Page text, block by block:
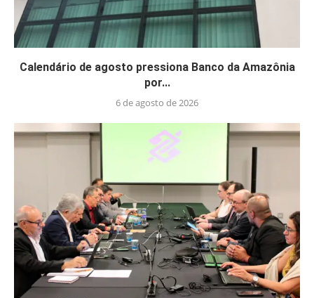
Calendário de agosto pressiona Banco da Amazônia
por...
6 de agosto de 2026